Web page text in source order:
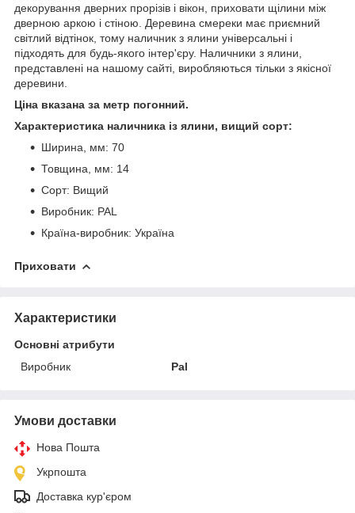
декорування дверних прорізів і вікон, приховати щілини між
дверною аркою і стіною. Деревина смереки має приємний
світлий відтінок, тому наличник з ялини універсальні і
підходять для будь-якого інтер'єру. Наличники з ялини,
представлені на нашому сайті, виробляються тільки з якісної
деревини.
Ціна вказана за метр погонний.
Характеристика наличника із ялини, вищий сорт:
Ширина, мм: 70
Товщина, мм: 14
Сорт: Вищий
Виробник: PAL
Країна-виробник: Україна
Приховати
Характеристики
Основні атрибути
Виробник
Pal
Умови доставки
Нова Пошта
Укрпошта
Доставка кур'єром